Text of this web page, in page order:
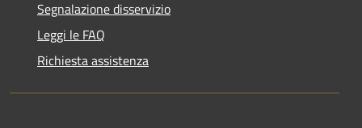
Segnalazione disservizio
Leggi le FAQ
Richiesta assistenza